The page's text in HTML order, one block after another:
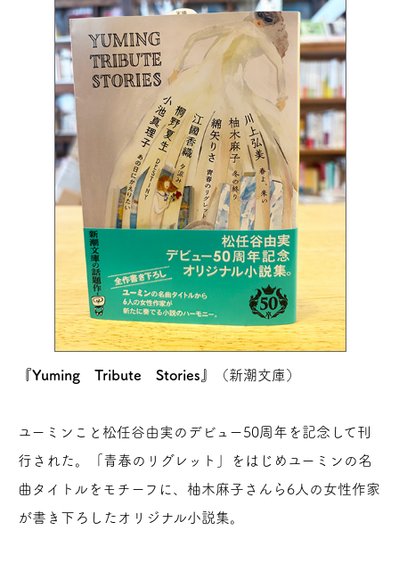
『Yuming Tribute Stories』 （新潮文庫）
ユーミンこと松任谷由実のデビュー50周年を記念して刊
行された。「青春のリグレット」をはじめユーミンの名
曲タイトルをモチーフに、柚木麻子さんら6人の女性作家
が書き下ろしたオリジナル小説集。